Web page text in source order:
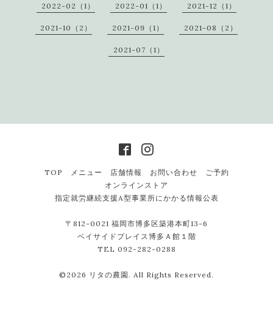
2022-02（1） 2022-01（1） 2021-12（1）
2021-10（2） 2021-09（1） 2021-08（2）
2021-07（1）
TOP メニュー 店舗情報 お問い合わせ
ご予約
オンラインストア
指定就労継続支援A型事業所にかかる情報公表
〒812-0021 福岡市博多区築港本町13-6
ベイサイドプレイス博多Ａ館１階
TEL 092-282-0288
©2026 リタの農園 . All Rights Reserved.